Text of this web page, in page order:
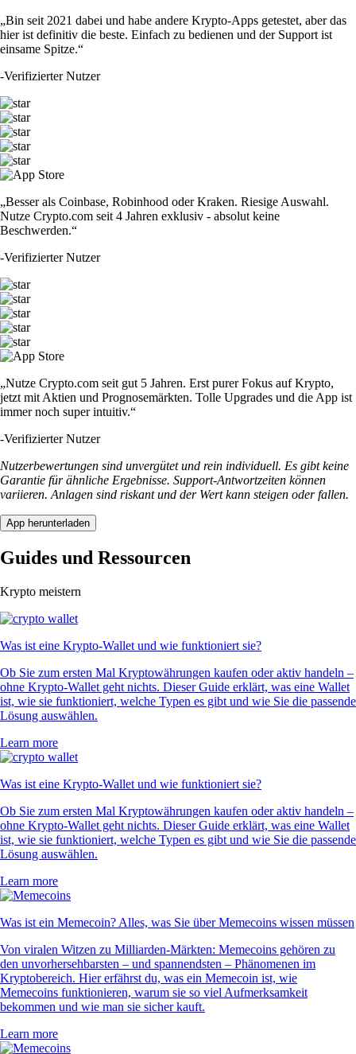
„Bin seit 2021 dabei und habe andere Krypto-Apps getestet, aber das
hier ist definitiv die beste. Einfach zu bedienen und der Support ist
einsame Spitze.“
-Verifizierter Nutzer
„Besser als Coinbase, Robinhood oder Kraken. Riesige Auswahl.
Nutze Crypto.com seit 4 Jahren exklusiv - absolut keine
Beschwerden.“
-Verifizierter Nutzer
„Nutze Crypto.com seit gut 5 Jahren. Erst purer Fokus auf Krypto,
jetzt mit Aktien und Prognosemärkten. Tolle Upgrades und die App ist
immer noch super intuitiv.“
-Verifizierter Nutzer
Nutzerbewertungen sind unvergütet und rein individuell. Es gibt keine
Garantie für ähnliche Ergebnisse. Support-Antwortzeiten können
variieren. Anlagen sind riskant und der Wert kann steigen oder fallen.
App herunterladen
Guides und Ressourcen
Krypto meistern
Was ist eine Krypto-Wallet und wie funktioniert sie?
Ob Sie zum ersten Mal Kryptowährungen kaufen oder aktiv handeln –
ohne Krypto-Wallet geht nichts. Dieser Guide erklärt, was eine Wallet
ist, wie sie funktioniert, welche Typen es gibt und wie Sie die passende
Lösung auswählen.
Learn more
Was ist eine Krypto-Wallet und wie funktioniert sie?
Ob Sie zum ersten Mal Kryptowährungen kaufen oder aktiv handeln –
ohne Krypto-Wallet geht nichts. Dieser Guide erklärt, was eine Wallet
ist, wie sie funktioniert, welche Typen es gibt und wie Sie die passende
Lösung auswählen.
Learn more
Was ist ein Memecoin? Alles, was Sie über Memecoins wissen müssen
Von viralen Witzen zu Milliarden-Märkten: Memecoins gehören zu
den unvorhersehbarsten – und spannendsten – Phänomenen im
Kryptobereich. Hier erfährst du, was ein Memecoin ist, wie
Memecoins funktionieren, warum sie so viel Aufmerksamkeit
bekommen und wie man sie sicher kauft.
Learn more